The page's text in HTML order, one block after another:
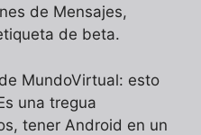
de Mensajes,
de beta.
MundoVirtual: esto
una tregua
tener Android en un